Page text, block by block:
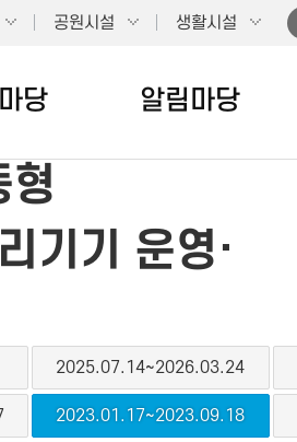
공원시설 생활시설
당 알림마당
형
기기 운영·
2025.07.14~2026.03.24
2023.01.17~2023.09.18